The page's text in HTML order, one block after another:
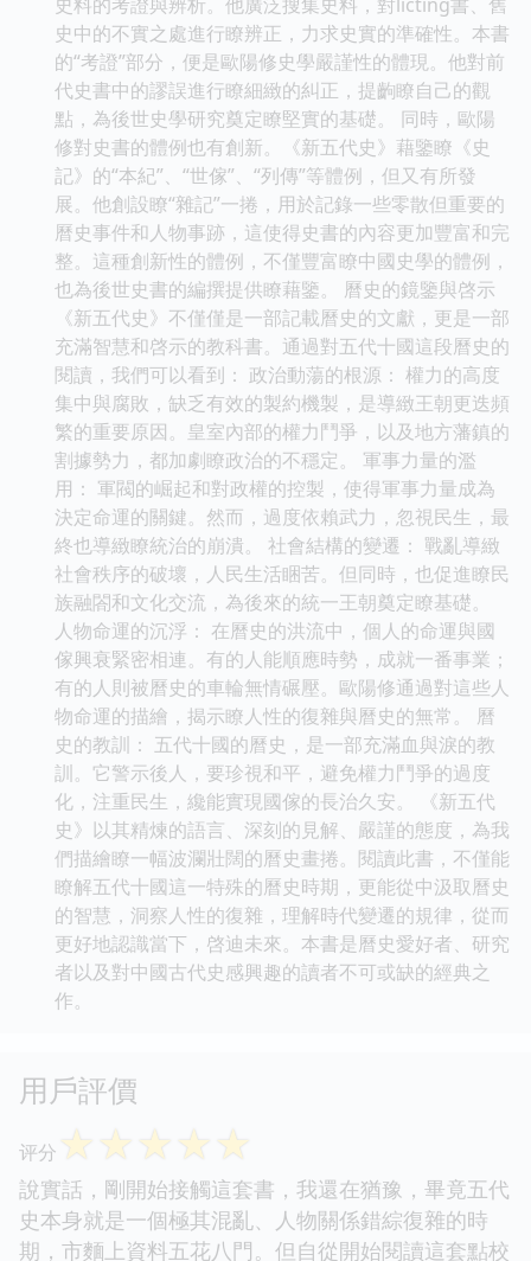
史中的不實之處進行瞭辨正，力求史實的準確性。本書
的“考證”部分，便是歐陽修史學嚴謹性的體現。他對前
代史書中的謬誤進行瞭細緻的糾正，提齣瞭自己的觀
點，為後世史學研究奠定瞭堅實的基礎。 同時，歐陽
修對史書的體例也有創新。《新五代史》藉鑒瞭《史
記》的“本紀”、“世傢”、“列傳”等體例，但又有所發
展。他創設瞭“雜記”一捲，用於記錄一些零散但重要的
曆史事件和人物事跡，這使得史書的內容更加豐富和完
整。這種創新性的體例，不僅豐富瞭中國史學的體例，
也為後世史書的編撰提供瞭藉鑒。 曆史的鏡鑒與啓示
《新五代史》不僅僅是一部記載曆史的文獻，更是一部
充滿智慧和啓示的教科書。通過對五代十國這段曆史的
閱讀，我們可以看到： 政治動蕩的根源： 權力的高度
集中與腐敗，缺乏有效的製約機製，是導緻王朝更迭頻
繁的重要原因。皇室內部的權力鬥爭，以及地方藩鎮的
割據勢力，都加劇瞭政治的不穩定。 軍事力量的濫
用： 軍閥的崛起和對政權的控製，使得軍事力量成為
決定命運的關鍵。然而，過度依賴武力，忽視民生，最
終也導緻瞭統治的崩潰。 社會結構的變遷： 戰亂導緻
社會秩序的破壞，人民生活睏苦。但同時，也促進瞭民
族融閤和文化交流，為後來的統一王朝奠定瞭基礎。
人物命運的沉浮： 在曆史的洪流中，個人的命運與國
傢興衰緊密相連。有的人能順應時勢，成就一番事業；
有的人則被曆史的車輪無情碾壓。歐陽修通過對這些人
物命運的描繪，揭示瞭人性的復雜與曆史的無常。 曆
史的教訓： 五代十國的曆史，是一部充滿血與淚的教
訓。它警示後人，要珍視和平，避免權力鬥爭的過度
化，注重民生，纔能實現國傢的長治久安。 《新五代
史》以其精煉的語言、深刻的見解、嚴謹的態度，為我
們描繪瞭一幅波瀾壯闊的曆史畫捲。閱讀此書，不僅能
瞭解五代十國這一特殊的曆史時期，更能從中汲取曆史
的智慧，洞察人性的復雜，理解時代變遷的規律，從而
更好地認識當下，啓迪未來。本書是曆史愛好者、研究
者以及對中國古代史感興趣的讀者不可或缺的經典之
作。
用戶評價
评分 ☆☆☆☆☆
說實話，剛開始接觸這套書，我還在猶豫，畢竟五代
史本身就是一個極其混亂、人物關係錯綜復雜的時
期，市麵上資料五花八門。但自從開始閱讀這套點校